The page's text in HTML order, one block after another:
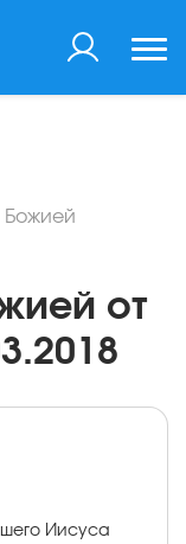
от
Иисуса